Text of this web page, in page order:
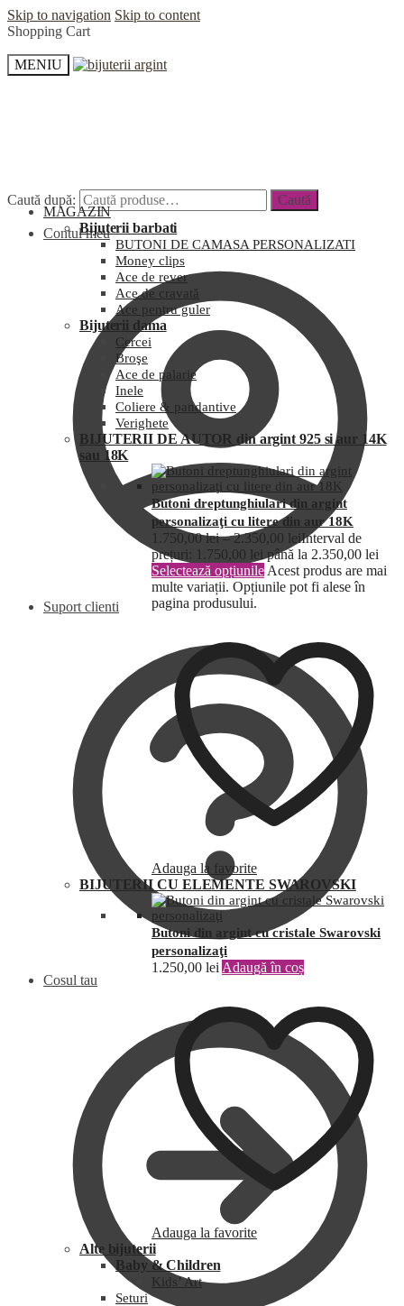
Skip to navigation Skip to content
Shopping Cart
MENIU
Caută după: Caută
Contul meu
Suport clienti
Cosul tau
MAGAZIN
Bijuterii barbati
BUTONI DE CAMASA PERSONALIZATI
Money clips
Ace de rever
Ace de cravată
Ace pentru guler
Bijuterii dama
Cercei
Broşe
Ace de palarie
Inele
Coliere & pandantive
Verighete
BIJUTERII DE AUTOR din argint 925 si aur 14K
sau 18K
Butoni dreptunghiulari din argint
personalizaţi cu litere din aur 18K
1.750,00lei – 2.350,00 leiInterval de
prețuri: 1.750,00 lei până la 2.350,00 lei
Selectează opțiunile Acest produs are mai
multe variații. Opțiunile pot fi alese în
pagina produsului.
Adauga la favorite
BIJUTERII CU ELEMENTE SWAROVSKI
Butoni din argint cu cristale Swarovski
personalizaţi
1.250,00 lei Adaugă în coș
Adauga la favorite
Alte bijuterii
Baby & Children
Kids’ Art
Seturi